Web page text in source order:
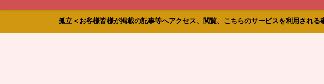
孤立＜お客様皆様が掲載の記事等へアクセス、閲覧、こちらのサービスを利用され